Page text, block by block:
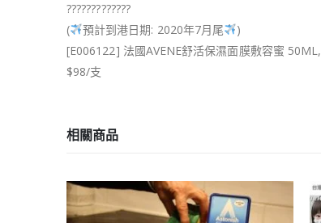
?????????????
(
預計到港日期: 2020年7月尾
)
[E006122] 法國AVENE舒活保濕面膜敷容蜜 50ML,
$98/支
相關商品